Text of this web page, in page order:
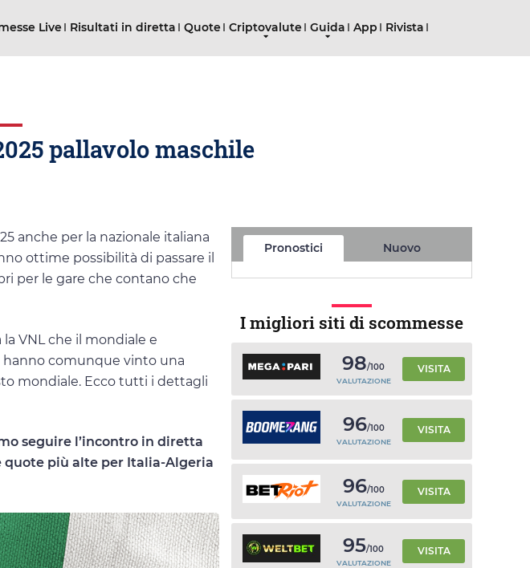
Live Risultati in diretta Quote Criptovalute Guida App Rivista
pallavolo maschile
anche per la nazionale italiana
ottime possibilità di passare il
per le gare che contano che
VNL che il mondiale e
hanno comunque vinto una
mondiale. Ecco tutti i dettagli
seguire l’incontro in diretta
quote più alte per Italia-Algeria
Pronostici Nuovo
I migliori siti di scommesse
98/100
VALUTAZIONE
VISITA
96/100
VALUTAZIONE
VISITA
96/100
VALUTAZIONE
VISITA
95/100
VALUTAZIONE
VISITA